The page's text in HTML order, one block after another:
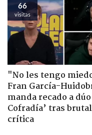
66
visitas
"No les tengo
Fran García-
manda recado a dúo
Cofradía’ tras brutal
crítica